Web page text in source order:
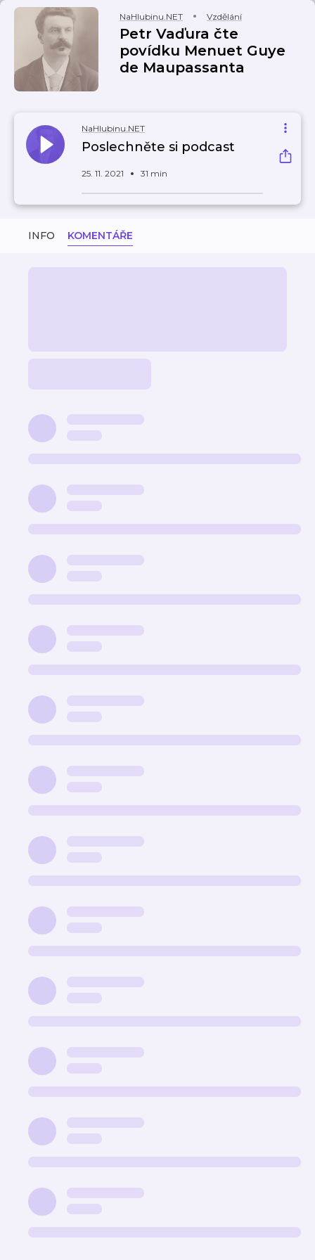
NaHlubinu.NET Vzdělání
Petr Vaďura čte
povídku Menuet Guye
de Maupassanta
NaHlubinu.NET
Poslechněte si podcast
25. 11. 2021 31 min
INFO KOMENTÁŘE